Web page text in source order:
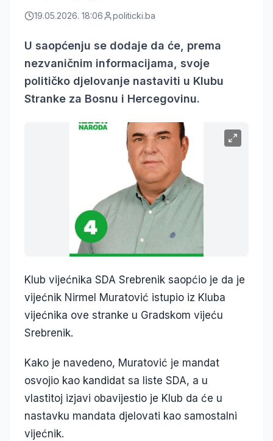
19.05.2026. 18:06 politicki.ba
U saopćenju se dodaje da će, prema
nezvaničnim informacijama, svoje
političko djelovanje nastaviti u Klubu
Stranke za Bosnu i Hercegovinu.
Klub vijećnika SDA Srebrenik saopćio je da je
vijećnik Nirmel Muratović istupio iz Kluba
vijećnika ove stranke u Gradskom vijeću
Srebrenik.
Kako je navedeno, Muratović je mandat
osvojio kao kandidat sa liste SDA, a u
vlastitoj izjavi obavijestio je Klub da će u
nastavku mandata djelovati kao samostalni
vijećnik.